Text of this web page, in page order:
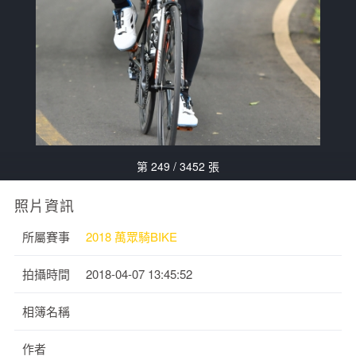
第 249 / 3452 張
照片資訊
所屬賽事 2018 萬眾騎BIKE
拍攝時間 2018-04-07 13:45:52
相簿名稱
作者